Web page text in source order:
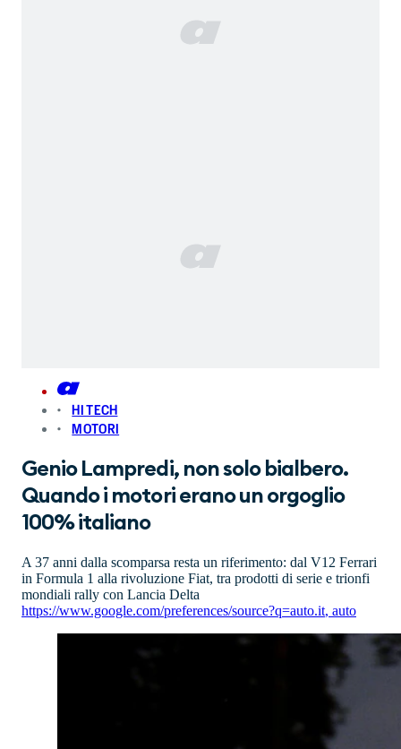
HI TECH
MOTORI
Genio Lampredi, non solo bialbero.
Quando i motori erano un orgoglio
100% italiano
A 37 anni dalla scomparsa resta un riferimento: dal V12 Ferrari
in Formula 1 alla rivoluzione Fiat, tra prodotti di serie e trionfi
mondiali rally con Lancia Delta
https://www.google.com/preferences/source?q=auto.it, auto